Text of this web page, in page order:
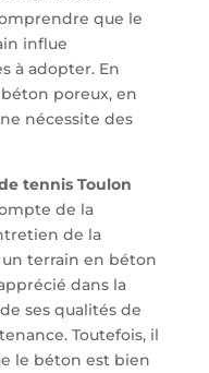
que le
influe
à adopter. En
poreux, en
nécessite des
tennis Toulon
de la
de la
un terrain en béton
dans la
ses qualités de
Toutefois, il
le béton est bien